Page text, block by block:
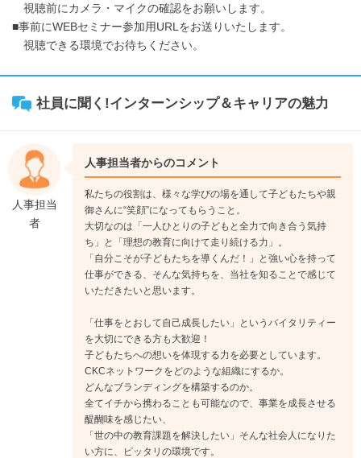
視聴前にカメラ・マイクの確認をお願いします。
■事前にWEBセミナー参加用URLをお送りいたします。
視聴できる環境でお待ちください。
社員に聞く!インターンシップ＆キャリアの魅力
人事担当
者
人事担当者からのコメント
私たちの役割は、様々な学びの場を通して子どもたちや親
御さんに“笑顔”になってもらうこと。
大切なのは「一人ひとりの子どもと全力で向き合う気持
ち」と「理想の教育に向けて走り続ける力」。
「自分こそが子どもたちを導くんだ！」と強い心を持って
仕事ができる、そんな気持ちを、当社を知ることで感じて
いただきたいと思います。
「仕事をとおして自己成長したい」というバイタリティー
を大切にできる方も大歓迎！
子どもたちへの想いを体現する力を必要としています。
CKCネットワークをどのような組織にするか。
どんなブランディングを構築するのか。
全てイチから携わることも可能なので、事業を成長させる
醍醐味を感じたい、
「世の中の教育課題を解決したい」そんな社会人になりた
い方に、ピッタリの環境です。